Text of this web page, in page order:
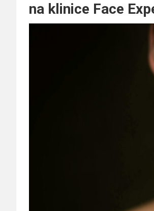
na klinice Face